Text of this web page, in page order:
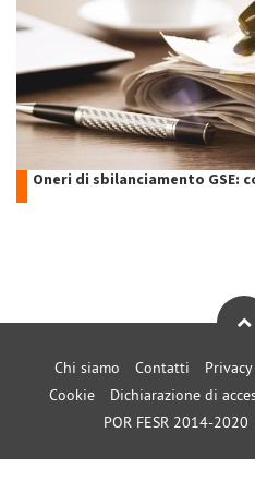
Oneri di sbilanciamento GSE:
Chi siamo Contatti
Cookie
Dichiarazione di
POR FESR 2014-2020